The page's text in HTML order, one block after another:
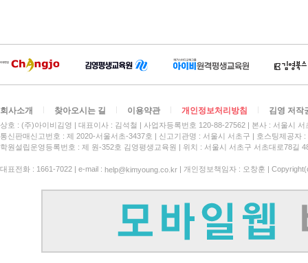
회사소개 찾아오시는 길 이용약관 개인정보처리방침 김영 저작
상호 : (주)아이비김영 대표이사 : 김석철 사업자등록번호 120-88-27562
본사 : 서울시
통신판매신고번호 : 제 2020-서울서초-3437호
신고기관명 : 서울시 서초구
호스팅제공자
학원설립운영등록번호 : 제 원-352호 김영평생교육원 | 위치 : 서울시 서초구 서초대로78길
대표전화 : 1661-7022 | e-mail : help@kimyoung.co.kr | 개인정보책임자 : 오창훈 |